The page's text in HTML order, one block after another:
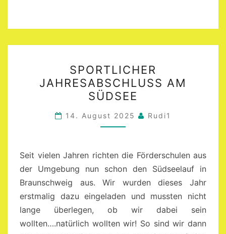
JAHRESABSCHLUSS
AM
SÜDSEE
SPORTLICHER
JAHRESABSCHLUSS AM
SÜDSEE
14. August 2025 Rudi1
Seit vielen Jahren richten die Förderschulen aus
der Umgebung nun schon den Südseelauf in
Braunschweig aus. Wir wurden dieses Jahr
erstmalig dazu eingeladen und mussten nicht
lange überlegen, ob wir dabei sein
wollten….natürlich wollten wir! So sind wir dann